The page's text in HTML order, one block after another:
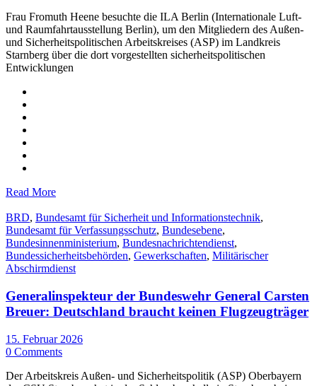
Frau Fromuth Heene besuchte die ILA Berlin (Internationale Luft-
und Raumfahrtausstellung Berlin), um den Mitgliedern des Außen-
und Sicherheitspolitischen Arbeitskreises (ASP) im Landkreis
Starnberg über die dort vorgestellten sicherheitspolitischen
Entwicklungen
Read More
BRD, Bundesamt für Sicherheit und Informationstechnik,
Bundesamt für Verfassungsschutz, Bundesebene,
Bundesinnenministerium, Bundesnachrichtendienst,
Bundessicherheitsbehörden, Gewerkschaften, Militärischer
Abschirmdienst
Generalinspekteur der Bundeswehr General Carsten
Breuer: Deutschland braucht keinen Flugzeugträger
15. Februar 2026
0 Comments
Der Arbeitskreis Außen- und Sicherheitspolitik (ASP) Oberbayern